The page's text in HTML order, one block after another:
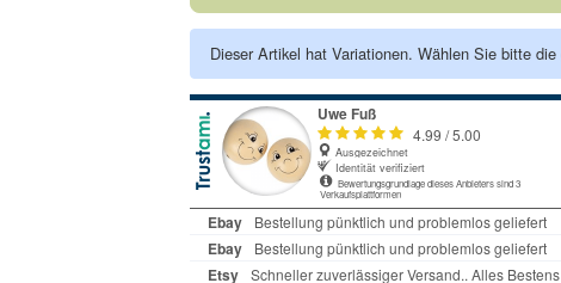
Dieser Artikel hat Variationen. Wählen Sie bitte